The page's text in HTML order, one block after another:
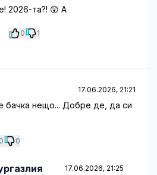
2026-та?! 😲 А
0 1
17.06.2026, 21:21
бачка нещо... Добре де, да си
0 0
17.06.2026, 21:25